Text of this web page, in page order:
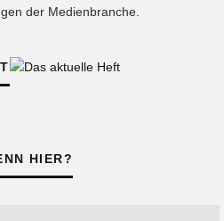
der Medienbranche.
HIER?